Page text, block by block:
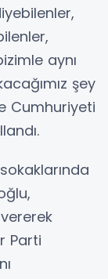
aynı
şey
Cumhuriyeti
Parti